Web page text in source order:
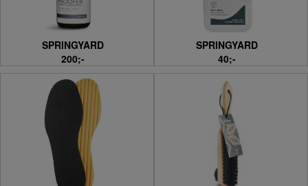
SPRINGYARD
200;-
SPRINGYARD
40;-